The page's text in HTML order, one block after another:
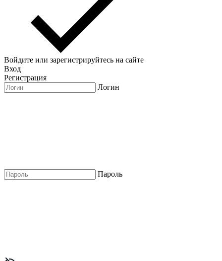
Войдите или зарегистрируйтесь на сайте
Вход
Регистрация
Логин
Пароль